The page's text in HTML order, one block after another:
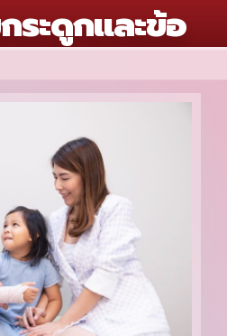
ะดูกและข้อ